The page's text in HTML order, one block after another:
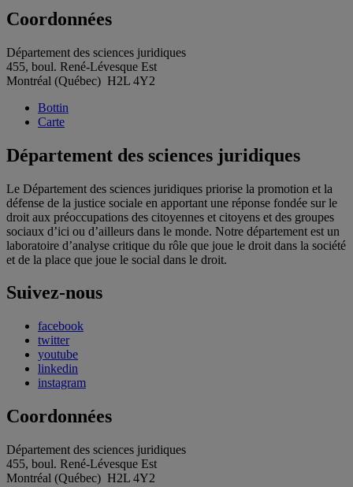
Coordonnées
Département des sciences juridiques
455, boul. René-Lévesque Est
Montréal (Québec) H2L 4Y2
Bottin
Carte
Département des sciences juridiques
Le Département des sciences juridiques priorise la promotion et la
défense de la justice sociale en apportant une réponse fondée sur le
droit aux préoccupations des citoyennes et citoyens et des groupes
sociaux d’ici ou d’ailleurs dans le monde. Notre département est un
laboratoire d’analyse critique du rôle que joue le droit dans la société
et de la place que joue le social dans le droit.
Suivez-nous
facebook
twitter
youtube
linkedin
instagram
Coordonnées
Département des sciences juridiques
455, boul. René-Lévesque Est
Montréal (Québec) H2L 4Y2